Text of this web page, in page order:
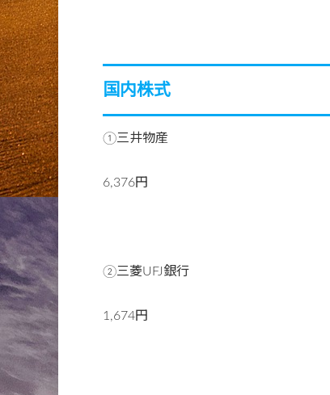
国内株式
①三井物産
6,376円
②三菱UFJ銀行
1,674円